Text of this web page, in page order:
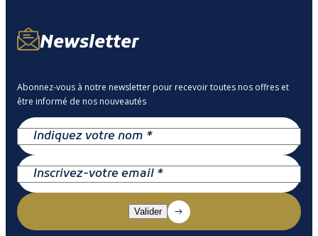
Newsletter
Abonnez-vous à notre newsletter pour recevoir toutes nos offres et
être informé de nos nouveautés